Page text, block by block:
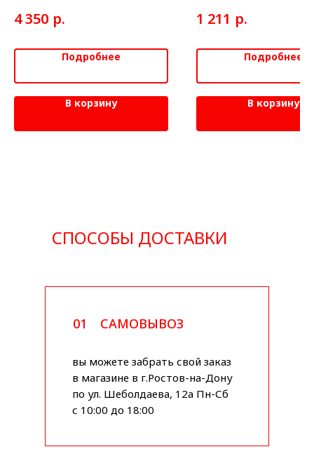
4 350 р.
Подробнее
В корзину
1 211 р.
Подробнее
В корзину
СПОСОБЫ ДОСТАВКИ
САМОВЫВОЗ
01
вы можете забрать свой заказ
в магазине в г.Ростов-на-Дону
по ул. Шеболдаева, 12а Пн-Сб
с 10:00 до 18:00